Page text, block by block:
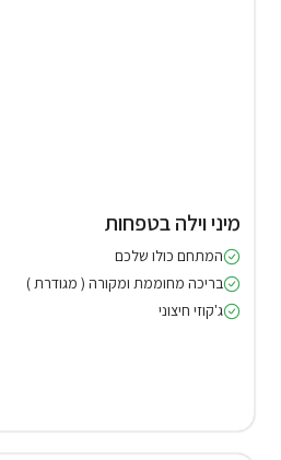
מיני וילה בטפחות
המתחם כולו שלכם
בריכה מחוממת ומקורה ( מגודרת )
ג'קוזי חיצוני